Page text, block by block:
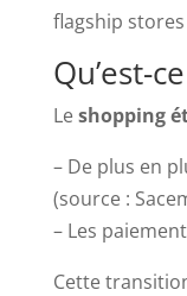
flagship
Qu’est-
Leshopping
– De plus en
(source :
– Les
Cette